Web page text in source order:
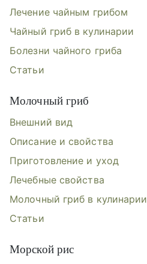
Лечение чайным грибом
Чайный гриб в кулинарии
Болезни чайного гриба
Статьи
Молочный гриб
Внешний вид
Описание и свойства
Приготовление и уход
Лечебные свойства
Молочный гриб в кулинарии
Статьи
Морской рис